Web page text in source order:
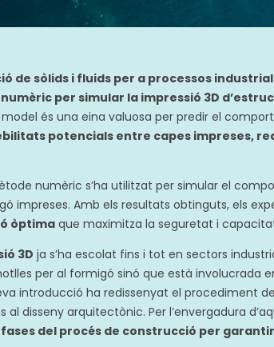
de sòlids i fluids per a processos
per simular la impressió 3D
model és una eina valuosa per predir el
potencials entre capes impreses,
numèric s’ha utilitzat per simular el
impreses. Amb els resultats obtinguts, els
òptima que maximitza la seguretat i
3D ja s’ha escolat fins i tot en sectors
per al formigó sinó que està involucrada
introducció ha redissenyat el procediment
al disseny arquitectònic. Per l’envergadura
del procés de construcció per